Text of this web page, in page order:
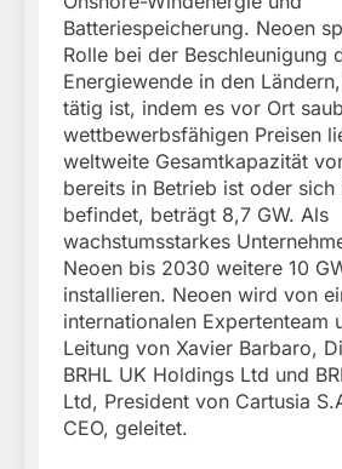
Batteriespeicherung. Neoen
Rolle bei der Beschleunigung
Energiewende in den
tätig ist, indem es vor Ort
wettbewerbsfähigen Preisen
weltweite Gesamtkapazität
bereits in Betrieb ist oder sich
befindet, beträgt 8,7 GW. Als
wachstumsstarkes
Neoen bis 2030 weitere 10
installieren. Neoen wird von
internationalen Expertenteam
Leitung von Xavier Barbaro,
BRHL UK Holdings Ltd und
Ltd, President von Cartusia
CEO, geleitet.